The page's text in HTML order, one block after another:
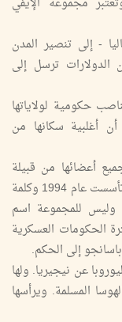
- إلى تنصير المدن
الدولارات ترسل إلى
حكومية لولاياتها
أغلبية سكانها من
أعضائها من قبيلة
اليوربا تعرف وتعرف باسم "مؤتمر شعب أودوا" تأسست عام 1994 وكلمة
وليس للمجموعة اسم
الحكومات العسكرية
إلى الحكم.
عن نيجيريا. ولها
المسلمة. ويرأسها